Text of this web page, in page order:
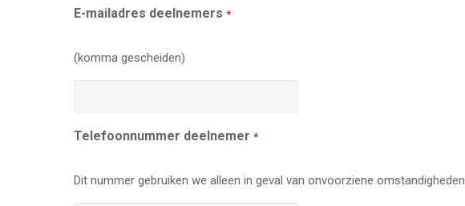
E-mailadres deelnemers *
(komma gescheiden)
Telefoonnummer deelnemer *
Dit nummer gebruiken we alleen in geval van onvoorziene omstandigheden